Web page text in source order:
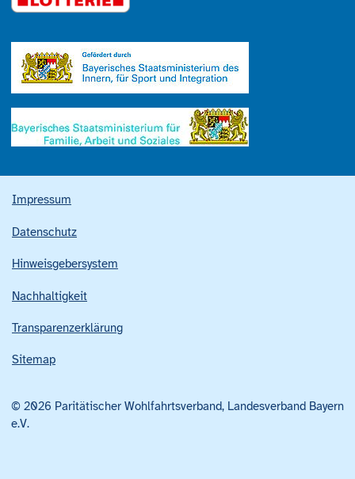
Impressum
Datenschutz
Hinweisgebersystem
Nachhaltigkeit
Transparenzerklärung
Sitemap
© 2026 Paritätischer Wohlfahrtsverband, Landesverband Bayern
e.V.